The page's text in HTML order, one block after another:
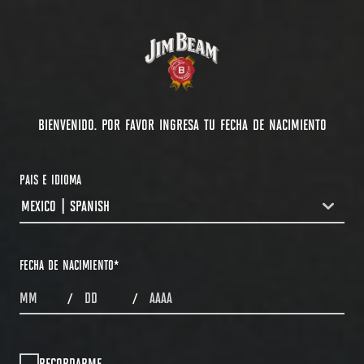
BIENVENIDO. POR FAVOR INGRESA TU FECHA DE NACIMIENTO
PAIS E IDIOMA
COUNTRYDROPDOWN
MEXICO | SPANISH
FECHA DE NACIMIENTO*
MONTHS
/ DAYS / YEAR